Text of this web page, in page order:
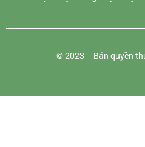
© 2023 – Bản quyền